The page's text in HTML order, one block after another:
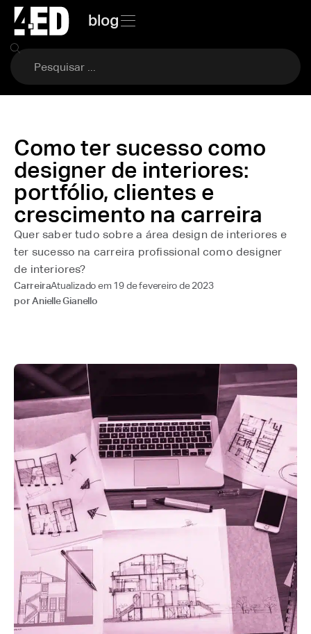
blog
Como ter sucesso como
designer de interiores:
portfólio, clientes e
crescimento na carreira
Quer saber tudo sobre a área design de interiores e
ter sucesso na carreira profissional como designer
de interiores?
CarreiraAtualizado em19 de fevereiro de 2023
porAnielle Gianello